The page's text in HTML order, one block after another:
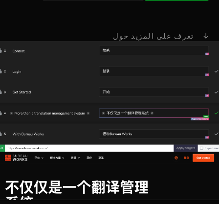
↓ تعرف على المزيد حول